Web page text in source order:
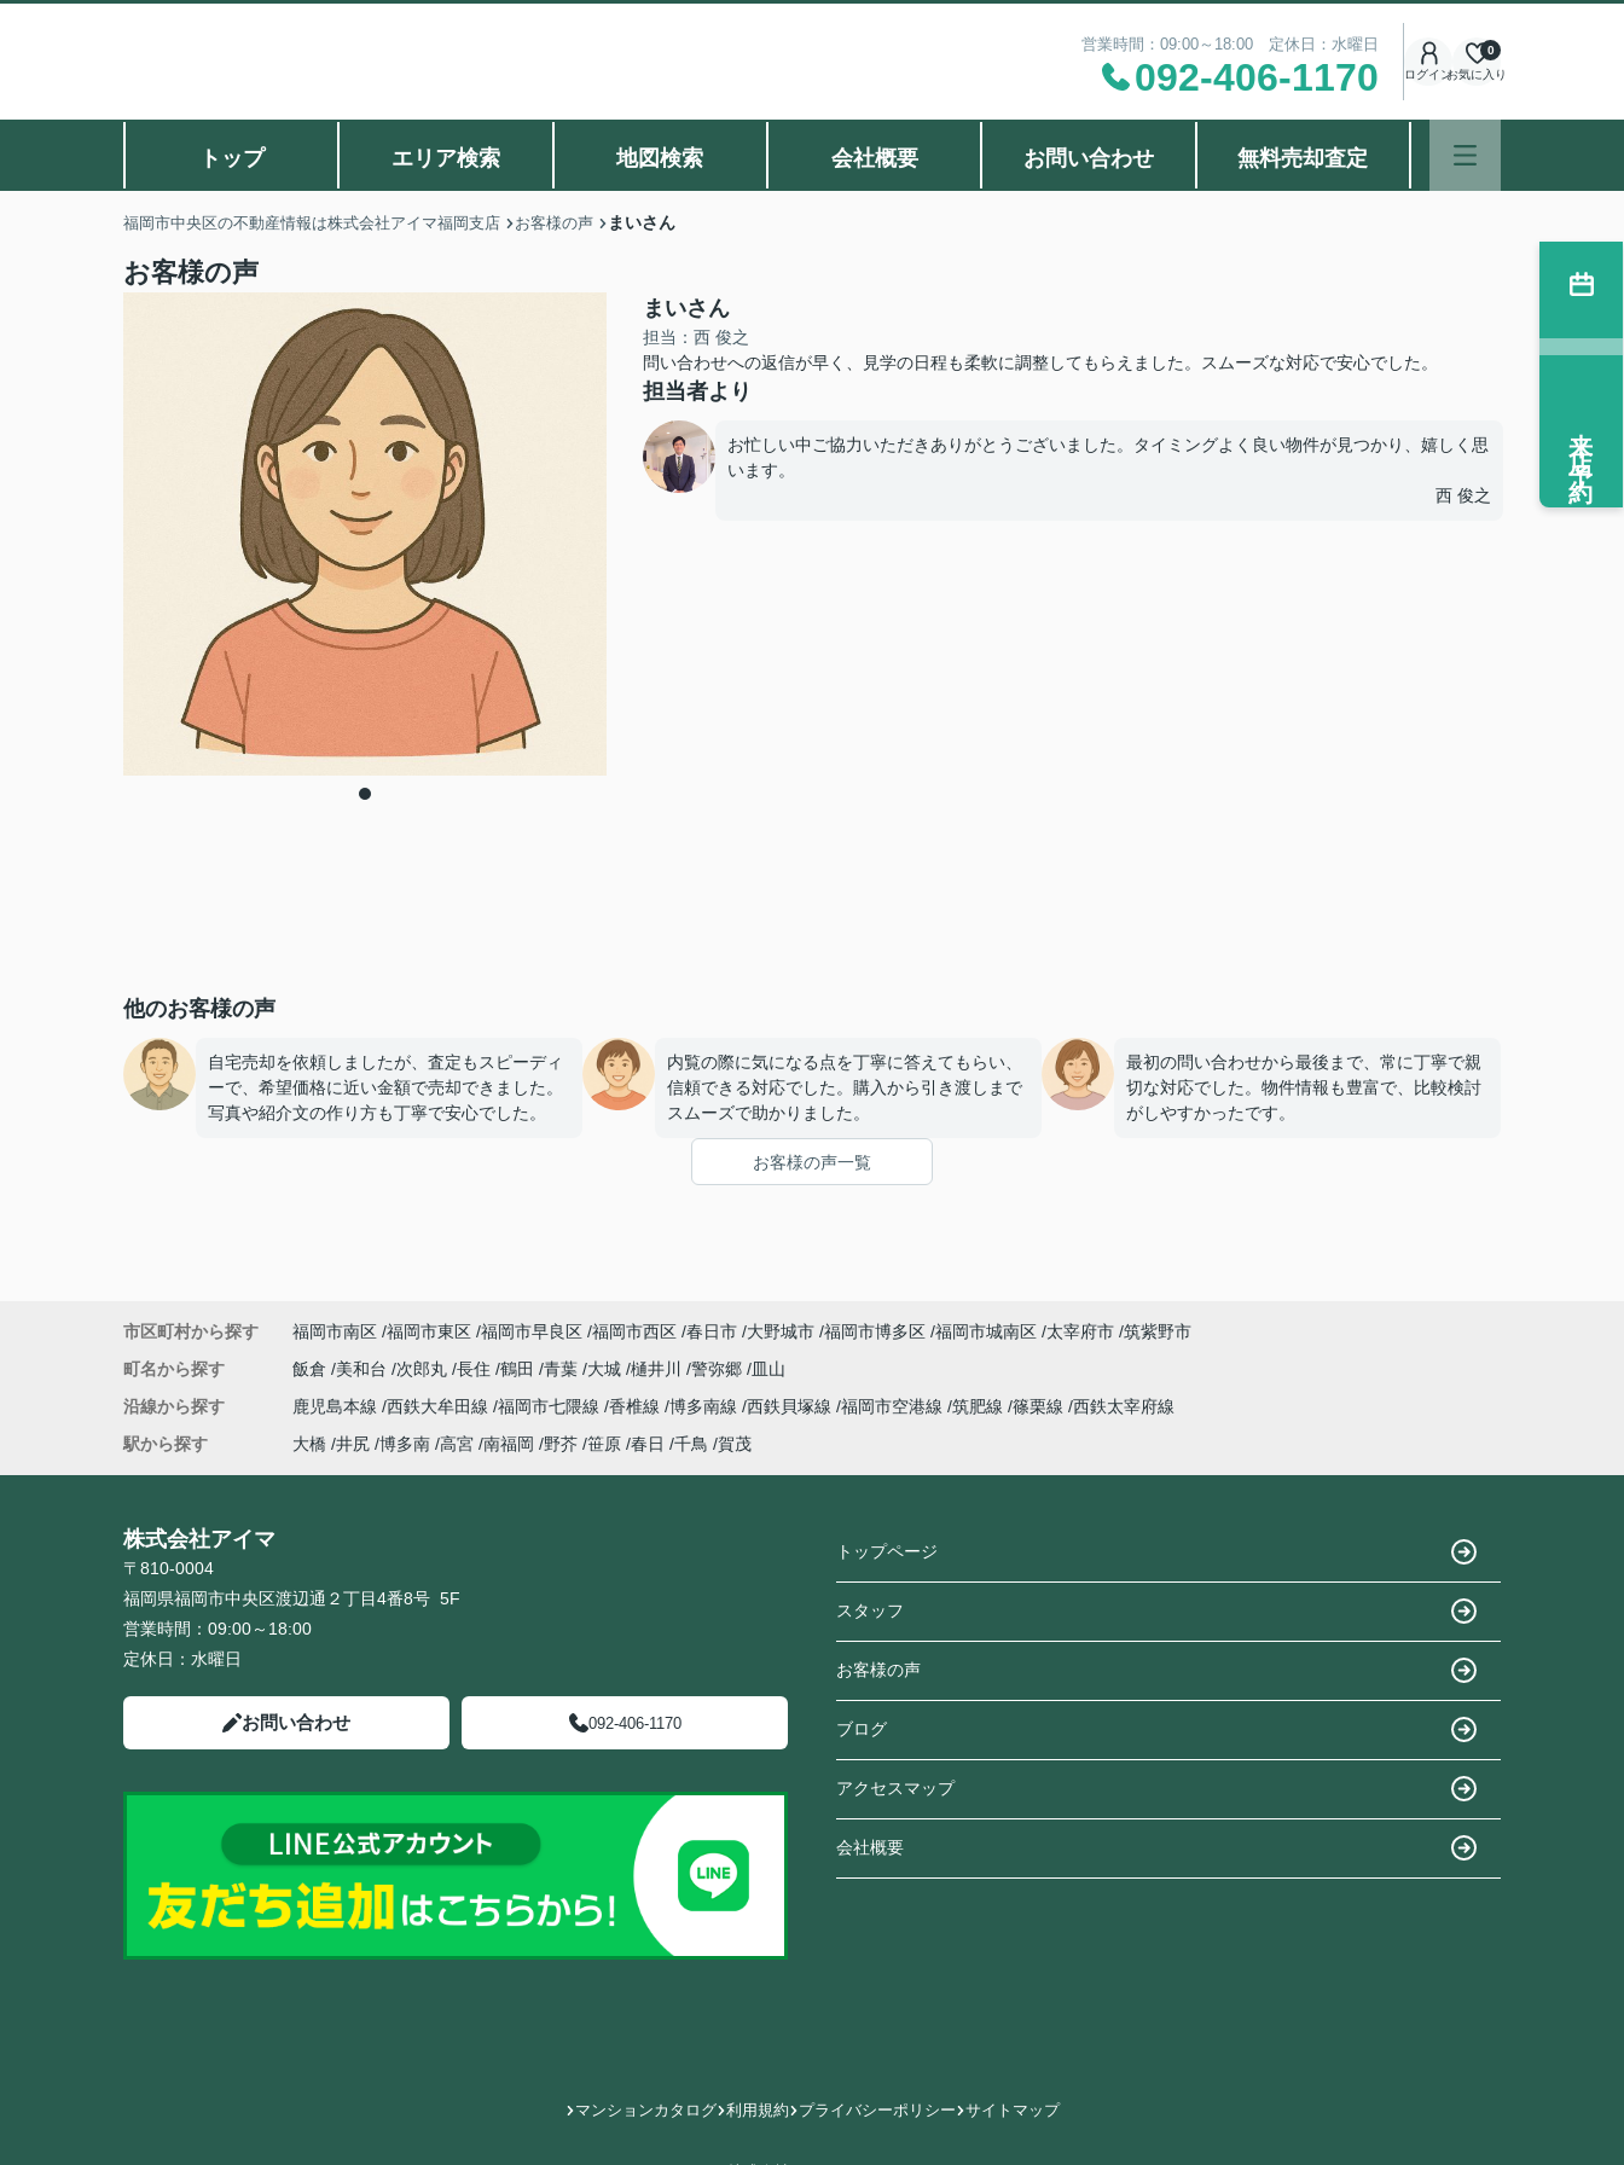
営業時間：09:00～18:00 定休日：水曜日
092-406-1170 ログインお気に入り
0
トップ エリア検索 地図検索 会社概要 お問い合わせ 無料売却査定
福岡市中央区の不動産情報は株式会社アイマ福岡支店 お客様の声 まいさん
お客様の声
まいさん
担当：西 俊之
問い合わせへの返信が早く、見学の日程も柔軟に調整してもらえました。スムーズな対応で安心でした。
担当者より
お忙しい中ご協力いただきありがとうございました。タイミングよく良い物件が見つかり、嬉しく思
います。
西 俊之
他のお客様の声
自宅売却を依頼しましたが、査定もスピーディ
ーで、希望価格に近い金額で売却できました。
写真や紹介文の作り方も丁寧で安心でした。
内覧の際に気になる点を丁寧に答えてもらい、
信頼できる対応でした。購入から引き渡しまで
スムーズで助かりました。
最初の問い合わせから最後まで、常に丁寧で親
切な対応でした。物件情報も豊富で、比較検討
がしやすかったです。
お客様の声一覧
来店予約
市区町村から探す 福岡市南区 福岡市東区 福岡市早良区 福岡市西区 春日市 大野城市 福岡市博多区 福岡市城南区 太宰府市 筑紫野市
町名から探す
飯倉 美和台 次郎丸 長住 鶴田 青葉 大城 樋井川 警弥郷
皿山
沿線から探す
鹿児島本線 西鉄大牟田線 福岡市七隈線 香椎線 博多南線 西鉄貝塚線 福岡市空港線 筑肥線 篠栗線 西鉄太宰府線
駅から探す
大橋 井尻 博多南 高宮 南福岡 野芥 笹原 春日 千鳥 賀茂
株式会社アイマ
〒810-0004
福岡県福岡市中央区渡辺通２丁目4番8号 5F
営業時間： 09:00～18:00
定休日： 水曜日
お問い合わせ 092-406-1170
トップページ
スタッフ
お客様の声
ブログ
アクセスマップ
会社概要
マンションカタログ 利用規約 プライバシーポリシー サイトマップ